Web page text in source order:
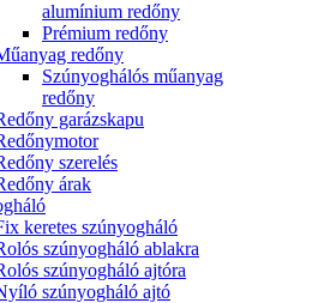
alumínium redőny
Prémium redőny
redőny
Szúnyoghálós műanyag
redőny
garázskapu
szerelés
árak
keretes szúnyogháló
szúnyogháló ablakra
szúnyogháló ajtóra
szúnyogháló ajtó